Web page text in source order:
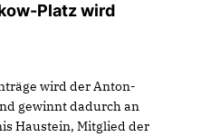
Platz wird
wird der Anton-
gewinnt dadurch an
Haustein, Mitglied der